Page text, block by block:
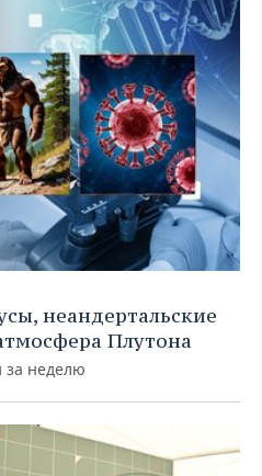
неандертальские
Плутона
за неделю